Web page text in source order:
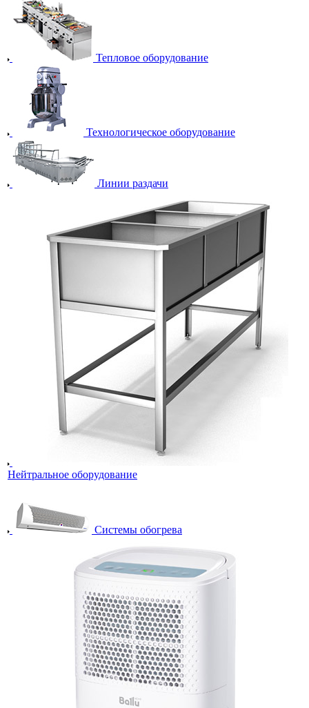
Тепловое оборудование
Технологическое оборудование
Линии раздачи
Нейтральное оборудование
Системы обогрева